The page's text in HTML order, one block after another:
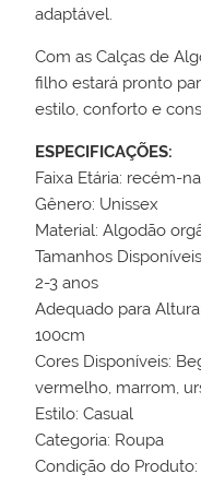
adaptável.
Com as Calças de
filho estará pronto
estilo, conforto e
ESPECIFICAÇÕES:
Faixa Etária: recém-
Gênero: Unissex
Material: Algodão
Tamanhos
2-3 anos
Adequado para
100cm
Cores Disponíveis:
vermelho, marrom,
Estilo: Casual
Categoria: Roupa
Condição do